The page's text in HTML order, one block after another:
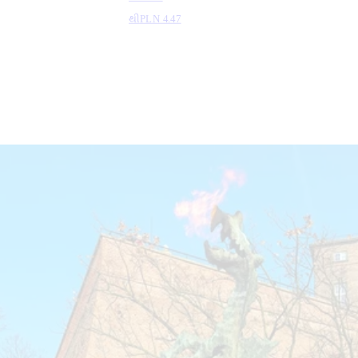
થી PLN 4.47